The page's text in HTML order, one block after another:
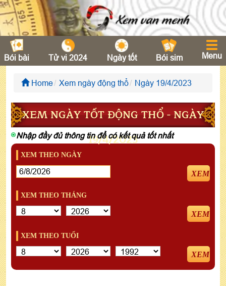
Bói bài Tử vi 2024 Ngày tốt Bói sim Menu
Home Xem ngày động thổ Ngày 19/4/2023
XEM NGÀY TỐT ĐỘNG THỔ - NGÀY
19/4/2023
Nhập đầy đủ thông tin để có kết quả tốt nhất
XEM THEO NGÀY
XEM
XEM THEO THÁNG
XEM
XEM THEO TUỔI
XEM